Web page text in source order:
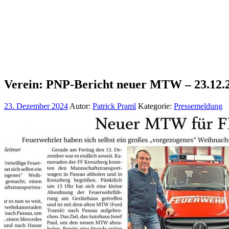
Verein: PNP-Bericht neuer MTW –
23. Dezember 2024 Autor: Patrick Praml Kategorie: Pressemeldung